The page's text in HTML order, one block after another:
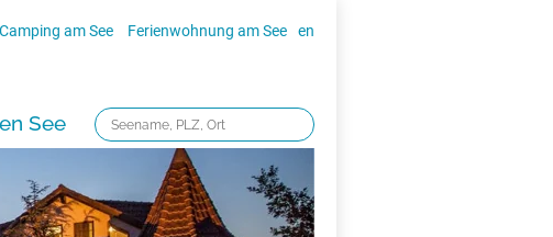
Camping am See Ferienwohnung am See en
See